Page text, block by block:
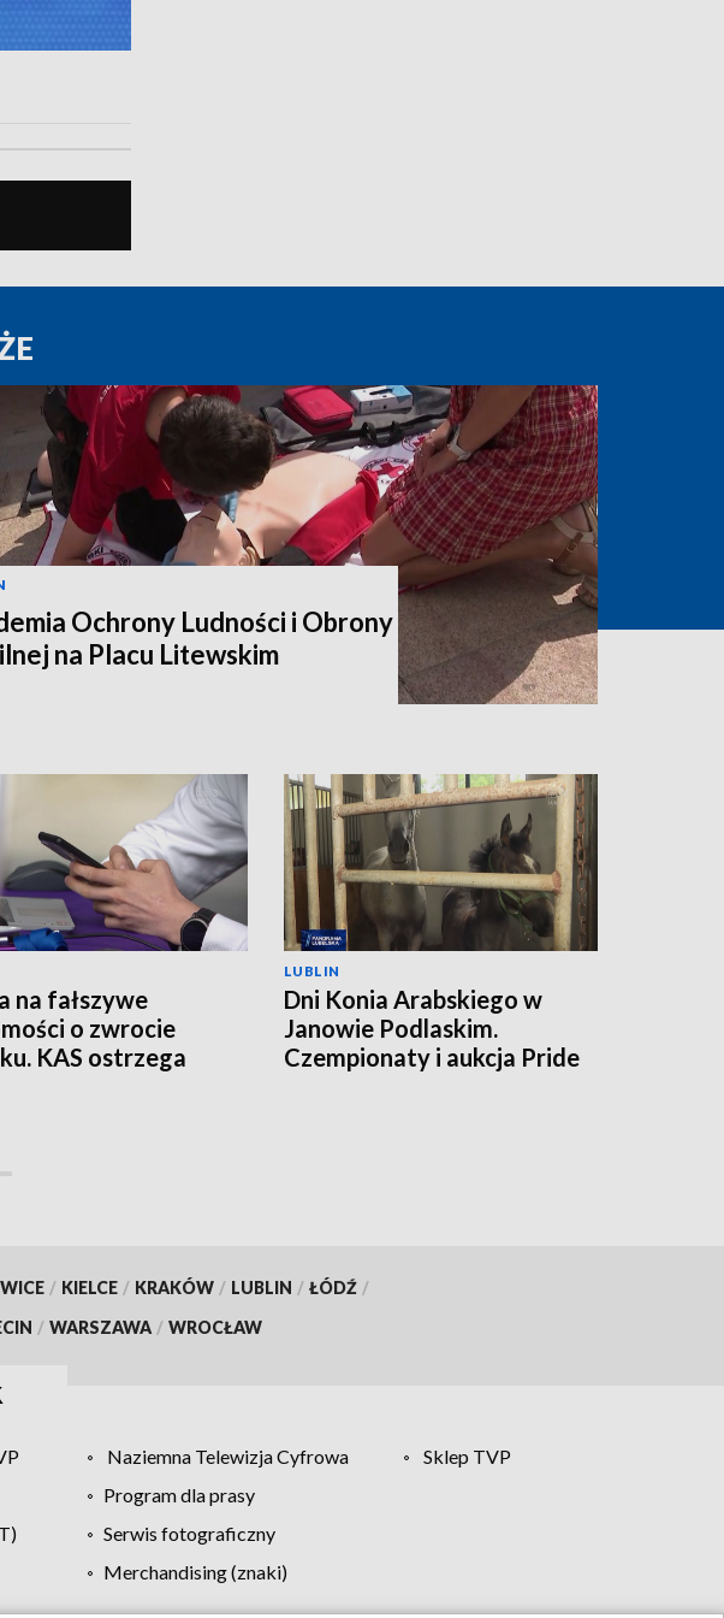
Ochrony Ludności i Obrony
na Placu Litewskim
na fałszywe
o zwrocie
KAS ostrzega
LUBLIN
Dni Konia Arabskiego w
Janowie Podlaskim.
Czempionaty i aukcja Pride
/ KIELCE / KRAKÓW / LUBLIN / ŁÓDŹ /
/ WARSZAWA / WROCŁAW
Naziemna Telewizja Cyfrowa
Sklep TVP
Program dla prasy
Serwis fotograficzny
Merchandising (znaki)